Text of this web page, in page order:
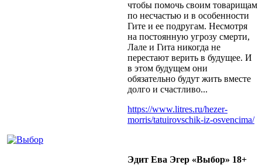
чтобы помочь своим товарищам
по несчастью и в особенности
Гите и ее подругам. Несмотря
на постоянную угрозу смерти,
Лале и Гита никогда не
перестают верить в будущее. И
в этом будущем они
обязательно будут жить вместе
долго и счастливо...
https://www.litres.ru/hezer-
morris/tatuirovschik-iz-osvencima/
Эдит Ева Эгер «Выбор» 18+